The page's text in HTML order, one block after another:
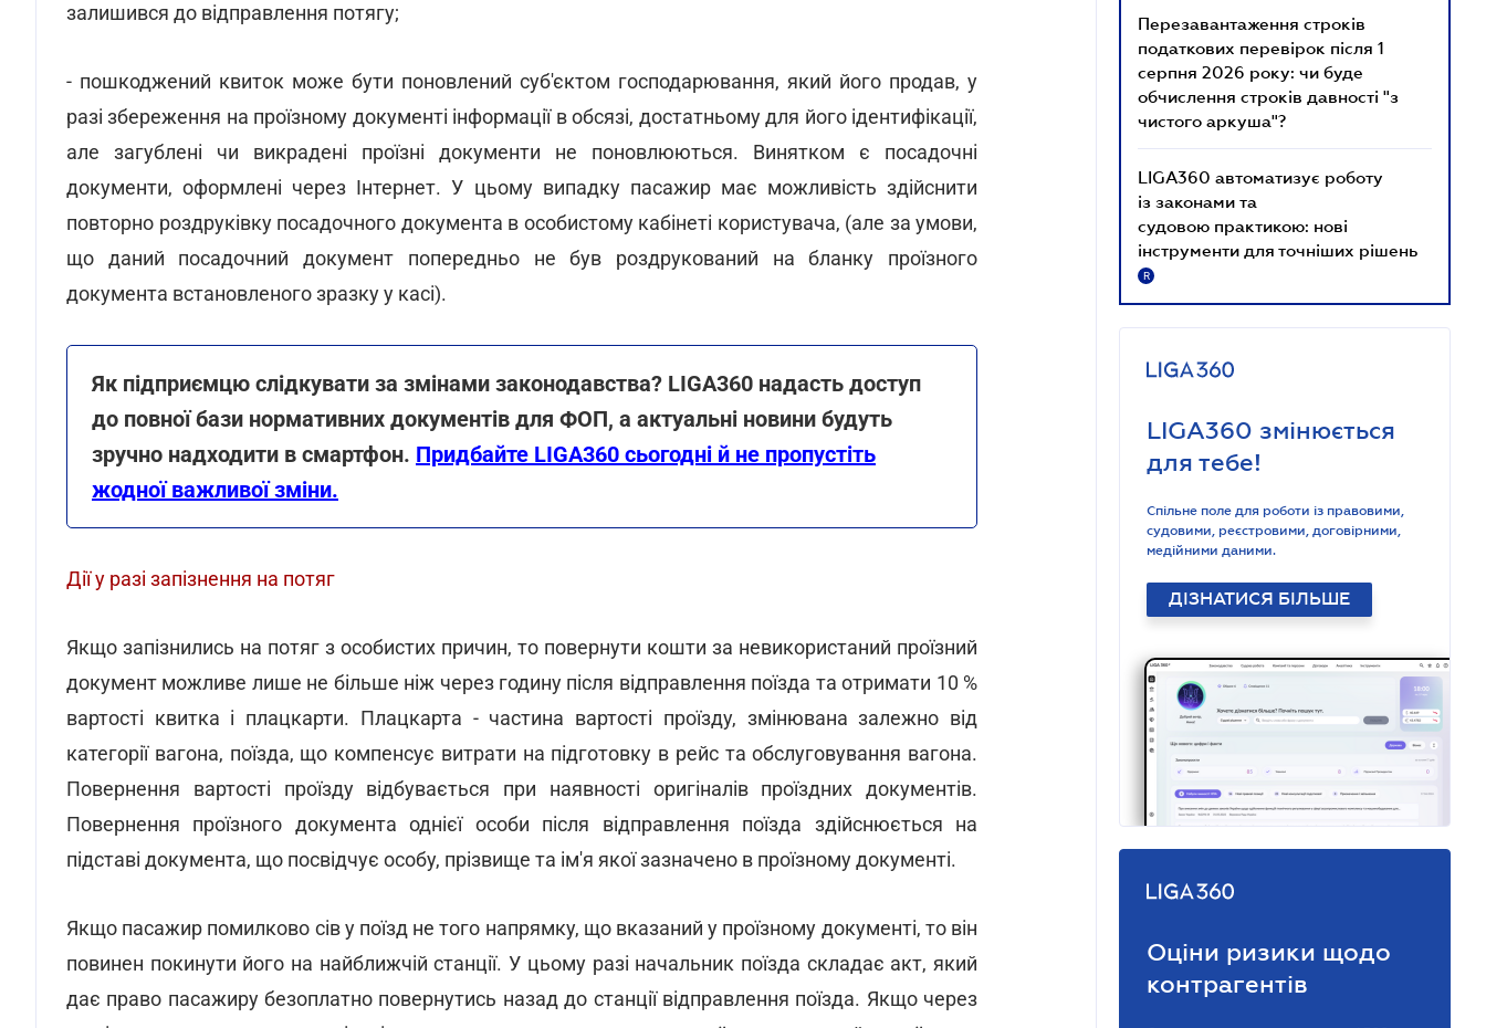
залишився до відправлення потягу;
- пошкоджений квиток може бути поновлений суб'єктом господарювання, який його продав, у
разі збереження на проїзному документі інформації в обсязі, достатньому для його ідентифікації,
але загублені чи викрадені проїзні документи не поновлюються. Винятком є посадочні
документи, оформлені через Інтернет. У цьому випадку пасажир має можливість здійснити
повторно роздруківку посадочного документа в особистому кабінеті користувача, (але за умови,
що даний посадочний документ попередньо не був роздрукований на бланку проїзного
документа встановленого зразку у касі).
Як підприємцю слідкувати за змінами законодавства? LIGA360 надасть доступ
до повної бази нормативних документів для ФОП, а актуальні новини будуть
зручно надходити в смартфон. Придбайте LIGA360 сьогодні й не пропустіть
жодної важливої зміни.
Дії у разі запізнення на потяг
Якщо запізнились на потяг з особистих причин, то повернути кошти за невикористаний проїзний
документ можливе лише не більше ніж через годину після відправлення поїзда та отримати 10 %
вартості квитка і плацкарти. Плацкарта - частина вартості проїзду, змінювана залежно від
категорії вагона, поїзда, що компенсує витрати на підготовку в рейс та обслуговування вагона.
Повернення вартості проїзду відбувається при наявності оригіналів проїздних документів.
Повернення проїзного документа однієї особи після відправлення поїзда здійснюється на
підставі документа, що посвідчує особу, прізвище та ім'я якої зазначено в проїзному документі.
Якщо пасажир помилково сів у поїзд не того напрямку, що вказаний у проїзному документі, то він
повинен покинути його на найближчій станції. У цьому разі начальник поїзда складає акт, який
дає право пасажиру безоплатно повернутись назад до станції відправлення поїзда. Якщо через
Перезавантаження строків
податкових перевірок після 1
серпня 2026 року: чи буде
обчислення строків давності "з
чистого аркуша"?
LIGA360 автоматизує роботу
із законами та
судовою практикою: нові
інструменти для точніших рішень
R
LIGA360 змінюється
для тебе!
Спільне поле для роботи із правовими,
судовими, реєстровими, договірними,
медійними даними.
ДІЗНАТИСЯ БІЛЬШЕ
Оціни ризики щодо
контрагентів